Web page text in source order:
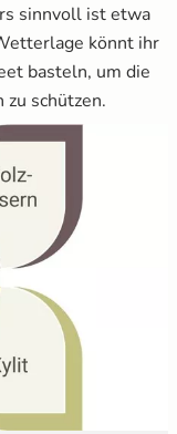
sinnvoll ist etwa
Fensterkönnt ihr
Fenster
basteln, um die
schützen.